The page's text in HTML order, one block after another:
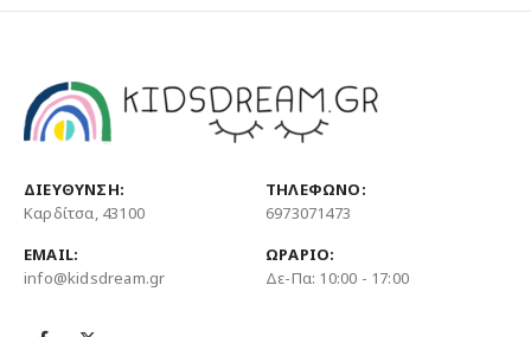
ΔΙΕΎΘΥΝΣΗ:
Καρδίτσα, 43100
ΤΗΛΈΦΩΝΟ:
6973071473
EMAIL:
info@kidsdream.gr
ΩΡΆΡΙΟ:
Δε-Πα: 10:00 - 17:00